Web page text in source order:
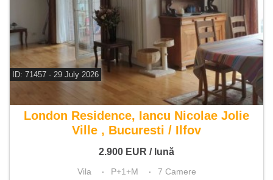
ID: 71457 - 29 July 2026
De inchiriat vila 7 camere
London Residence, Iancu Nicolae Jolie
Ville , Bucuresti / Ilfov
2.900 EUR / lună
Vila P+1+M
7 Camere